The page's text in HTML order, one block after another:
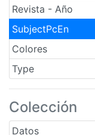
Revista - Año
SubjectPcEn
Colores
Type
Colección
Datos